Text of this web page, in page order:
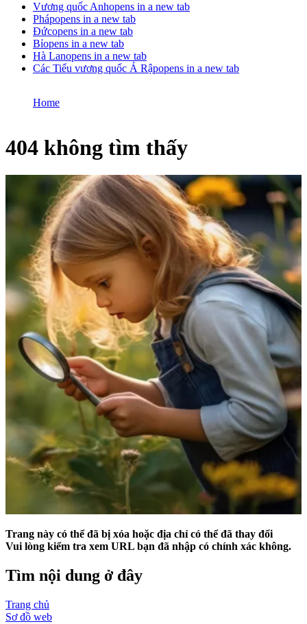
Vương quốc Anhopens in a new tab
Phápopens in a new tab
Đứcopens in a new tab
Bỉopens in a new tab
Hà Lanopens in a new tab
Các Tiểu vương quốc Ả Rậpopens in a new tab
Home
404 không tìm thấy
Trang này có thể đã bị xóa hoặc địa chỉ có thể đã thay đổi
Vui lòng kiểm tra xem URL bạn đã nhập có chính xác không.
Tìm nội dung ở đây
Trang chủ
Sơ đồ web